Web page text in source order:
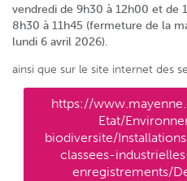
vendredi de 9h30 à 12h00 et de
8h30 à 11h45 (fermeture de la
lundi 6 avril 2026).
ainsi que sur le site internet des
https://
Etat/
biodiversite/
classees-
enregistrements/